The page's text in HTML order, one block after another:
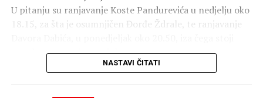
U pitanju su ranjavanje Koste Pandurevića u nedjelju oko
18.15, za šta je osumnjičen Đorđe Ždrale, te ranjavanje
zasad nepoznati napadač.
NASTAVI ČITATI